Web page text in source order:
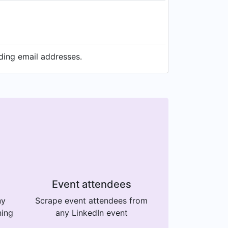
email addresses.
Event attendees
Scrape event attendees from
any LinkedIn event